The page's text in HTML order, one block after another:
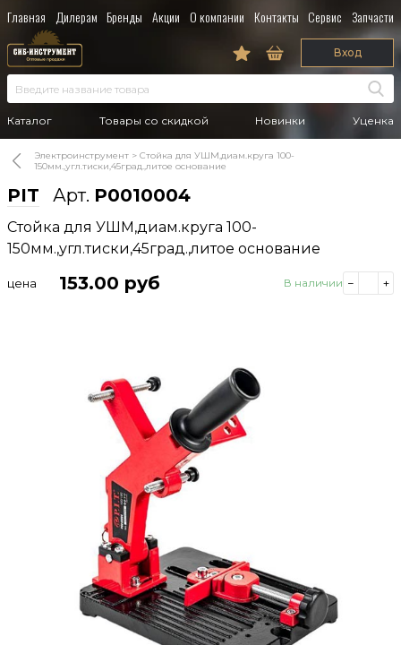
Главная Дилерам Бренды Акции О компании Контакты Сервис Запчасти
Каталог Товары со скидкой Новинки Уценка
Вход
Электроинструмент
Стойка для УШМ,диам.круга 100-
150мм.,угл.тиски,45град.,литое основание
PIT Арт. P0010004
Стойка для УШМ,диам.круга 100-
150мм.,угл.тиски,45град.,литое основание
цена 153.00 руб В наличии